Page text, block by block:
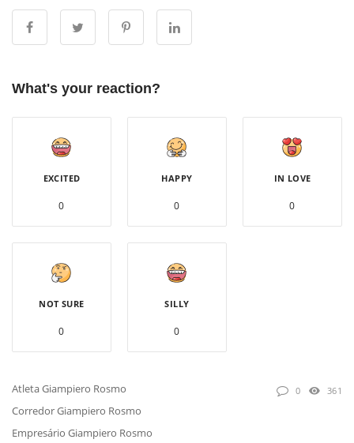
What's your reaction?
EXCITED
0
HAPPY
0
IN LOVE
0
NOT SURE
0
SILLY
0
Atleta Giampiero Rosmo
Corredor Giampiero Rosmo
Empresário Giampiero Rosmo
0 361